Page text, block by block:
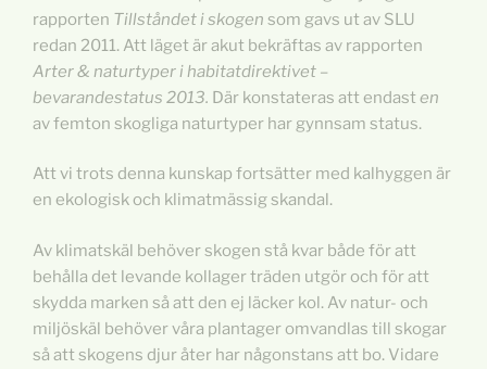
rapporten Tillståndet i skogen som gavs ut av SLU
redan 2011. Att läget är akut bekräftas av rapporten
Arter & naturtyper i habitatdirektivet –
bevarandestatus 2013. Där konstateras att endasten
av femton skogliga naturtyper har gynnsam status.
Att vi trots denna kunskap fortsätter med kalhyggen är
en ekologisk och klimatmässig skandal.
Av klimatskäl behöver skogen stå kvar både för att
behålla det levande kollager träden utgör och för att
skydda marken så att den ej läcker kol. Av natur- och
miljöskäl behöver våra plantager omvandlas till skogar
så att skogens djur åter har någonstans att bo. Vidare